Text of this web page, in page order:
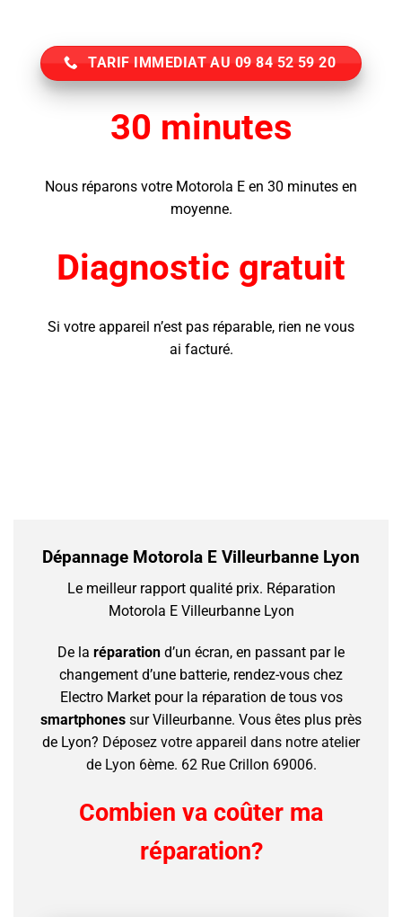
TARIF IMMEDIAT AU 09 84 52 59 20
30 minutes
Nous réparons votre Motorola E en 30 minutes en
moyenne.
Diagnostic gratuit
Si votre appareil n’est pas réparable, rien ne vous
ai facturé.
Dépannage Motorola E Villeurbanne Lyon
Le meilleur rapport qualité prix. Réparation
Motorola E Villeurbanne Lyon
De la réparation d’un écran, en passant par le
changement d’une batterie, rendez-vous chez
Electro Market pour la réparation de tous vos
smartphones sur Villeurbanne. Vous êtes plus près
de Lyon? Déposez votre appareil dans notre atelier
de Lyon 6ème. 62 Rue Crillon 69006.
Combien va coûter ma
réparation?